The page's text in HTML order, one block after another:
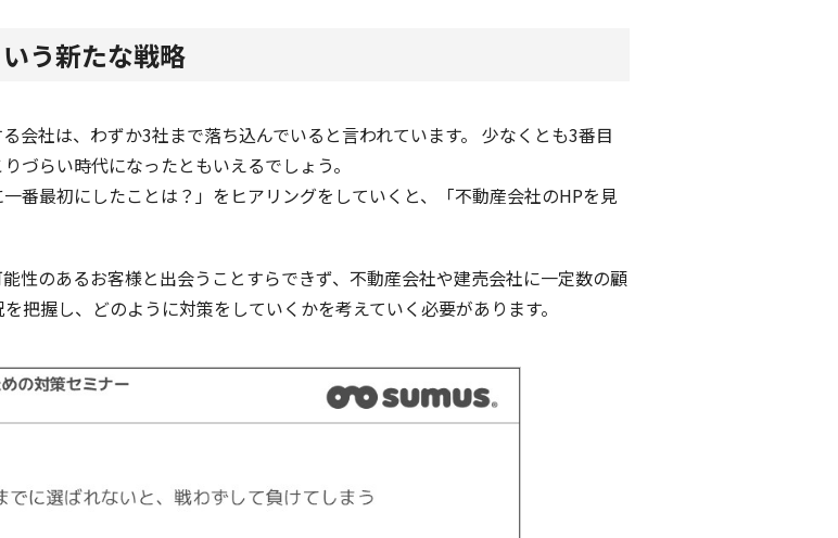
う新たな戦略
会社は、わずか3社まで落ち込んでいると言われています。 少なくとも3番目
づらい時代になったともいえるでしょう。
番最初にしたことは？」をヒアリングをしていくと、「不動産会社のHPを見
性のあるお客様と出会うことすらできず、不動産会社や建売会社に一定数の顧
把握し、どのように対策をしていくかを考えていく必要があります。